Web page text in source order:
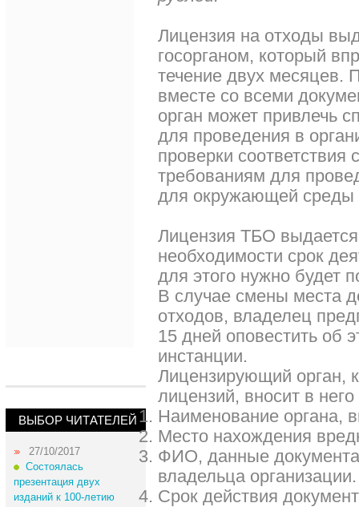
ВЫБОР ЧИТАТЕЛЕЙ
27/10/2017
Состоялась
презентация двух
изданий к 100-летию
Лицензия на отходы
госорганом, который
течение двух месяцев.
вместе со всеми
орган может привлечь
для проведения в
проверки соответствия
требованиям для
для окружающей среды
Лицензия ТБО
необходимости срок
для этого нужно будет
В случае смены места
отходов, владелец
15 дней оповестить об
инстанции.
Лицензирующий орган,
лицензий, вносит в
Наименование органа,
Место нахождения
ФИО, данные
владельца организации.
Срок действия